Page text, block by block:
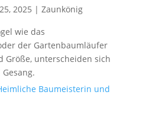
2025 | Zaunkönig
wie das
der Gartenbaumläufer
Größe, unterscheiden sich